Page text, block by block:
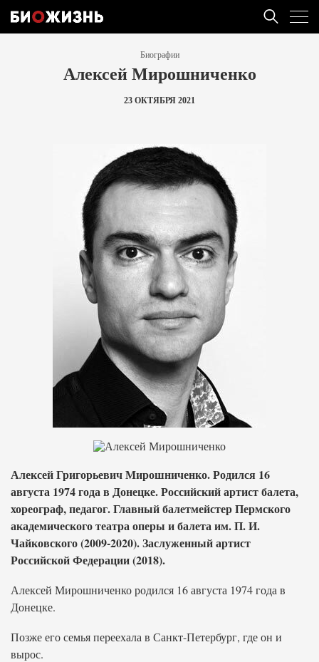
Биографии
Алексей Мирошниченко
23 ОКТЯБРЯ 2021
Алексей Григорьевич Мирошниченко. Родился 16
августа 1974 года в Донецке. Российский артист балета,
хореограф, педагог. Главный балетмейстер Пермского
академического театра оперы и балета им. П. И.
Чайковского (2009-2020). Заслуженный артист
Российской Федерации (2018).
Алексей Мирошниченко родился 16 августа 1974 года в
Донецке.
Позже его семья переехала в Санкт-Петербург, где он и
вырос.